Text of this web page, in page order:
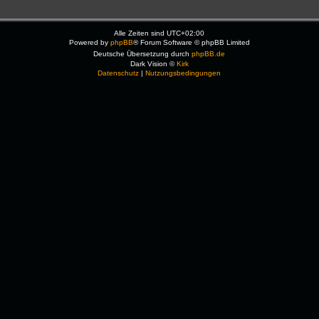
Alle Zeiten sindUTC+02:00
Powered by phpBB® Forum Software © phpBB Limited
Deutsche Übersetzung durchphpBB.de
Dark Vision ©Kirk
Datenschutz |Nutzungsbedingungen